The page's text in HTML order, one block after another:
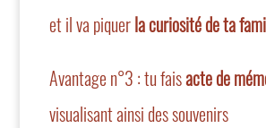
et il va piquerla curiosité de ta
Avantage n°3 : tu faisacte de
visualisant ainsi des souvenirs